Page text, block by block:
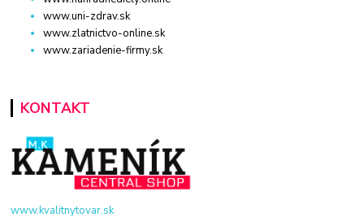
www.uni-zdrav.sk
www.zlatnictvo-online.sk
www.zariadenie-firmy.sk
KONTAKT
www.kvalitnytovar.sk